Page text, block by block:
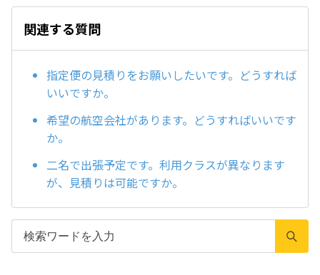
関連する質問
指定便の見積りをお願いしたいです。どうすれば
いいですか。
希望の航空会社があります。どうすればいいです
か。
二名で出張予定です。利用クラスが異なります
が、見積りは可能ですか。